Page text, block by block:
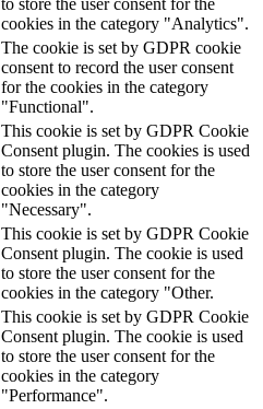
to store the user consent for the
cookies in the category "Analytics".
The cookie is set by GDPR cookie
consent to record the user consent
for the cookies in the category
"Functional".
This cookie is set by GDPR Cookie
Consent plugin. The cookies is used
to store the user consent for the
cookies in the category
"Necessary".
This cookie is set by GDPR Cookie
Consent plugin. The cookie is used
to store the user consent for the
cookies in the category "Other.
This cookie is set by GDPR Cookie
Consent plugin. The cookie is used
to store the user consent for the
cookies in the category
"Performance".